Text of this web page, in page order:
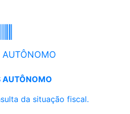
AUTÔNOMO
AUTÔNOMO
da situação fiscal.